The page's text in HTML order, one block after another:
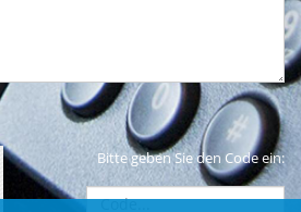
Bitte geben Sie den Code ein: